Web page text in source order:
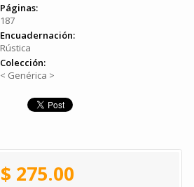
Páginas:
187
Encuadernación:
Rústica
Colección:
< Genérica >
$ 275.00